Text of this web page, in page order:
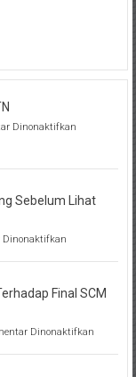
Dinonaktifkanpada
Sebelum Lihat
Dinonaktifkanpada
Hal-
Penting
Hasil
Final SCM
Dinonaktifkanpada
Beny